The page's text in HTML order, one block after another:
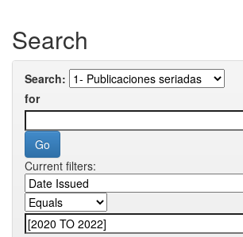
Search
Search:
for
Current filters: